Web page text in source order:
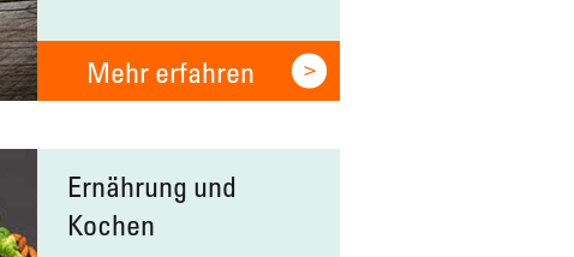
Mehr erfahren
Ernährung und
Kochen